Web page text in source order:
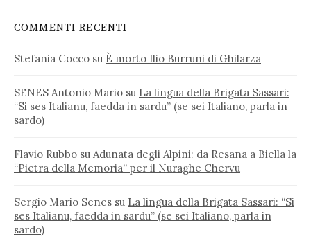
COMMENTI RECENTI
Stefania Cocco su È morto Ilio Burruni di Ghilarza
SENES Antonio Mario su La lingua della Brigata Sassari:
“Si ses Italianu, faedda in sardu” (se sei Italiano, parla in
sardo)
Flavio Rubbo su Adunata degli Alpini: da Resana a Biella la
“Pietra della Memoria” per il Nuraghe Chervu
Sergio Mario Senes su La lingua della Brigata Sassari: “Si
ses Italianu, faedda in sardu” (se sei Italiano, parla in
sardo)